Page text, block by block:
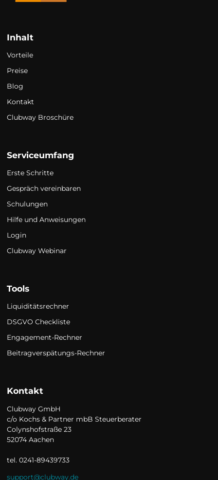
Inhalt
Vorteile
Preise
Blog
Kontakt
Clubway Broschüre
Serviceumfang
Erste Schritte
Gespräch vereinbaren
Schulungen
Hilfe und Anweisungen
Login
Clubway Webinar
Tools
Liquiditätsrechner
DSGVO Checkliste
Engagement-Rechner
Beitragverspätungs-Rechner
Kontakt
Clubway GmbH
c/o Kochs & Partner mbB Steuerberater
Colynshofstraße 23
52074 Aachen
tel. 0241-89439733
support@clubway.de